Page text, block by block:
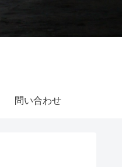
問い合わせ